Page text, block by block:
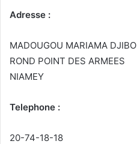
Adresse :
MADOUGOU MARIAMA DJIBO
ROND POINT DES ARMEES
NIAMEY
Telephone :
20-74-18-18